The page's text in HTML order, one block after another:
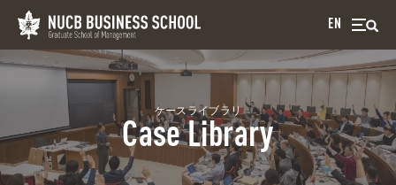
EN
ケースライブラリ
Case Library